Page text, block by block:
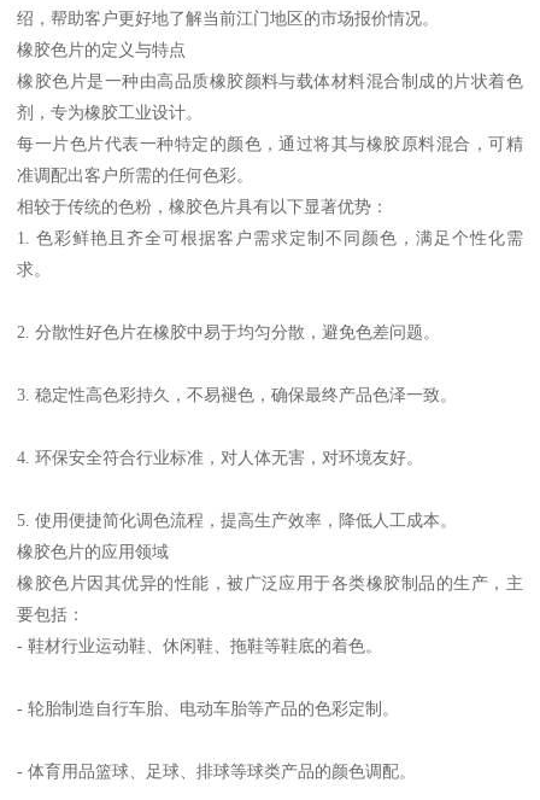
绍，帮助客户更好地了解当前江门地区的市场报价情况。
橡胶色片的定义与特点
橡胶色片是一种由高品质橡胶颜料与载体材料混合制成的片状着色
剂，专为橡胶工业设计。
每一片色片代表一种特定的颜色，通过将其与橡胶原料混合，可精
准调配出客户所需的任何色彩。
相较于传统的色粉，橡胶色片具有以下显著优势：
1. 色彩鲜艳且齐全可根据客户需求定制不同颜色，满足个性化需
求。
2. 分散性好色片在橡胶中易于均匀分散，避免色差问题。
3. 稳定性高色彩持久，不易褪色，确保最终产品色泽一致。
4. 环保安全符合行业标准，对人体无害，对环境友好。
5. 使用便捷简化调色流程，提高生产效率，降低人工成本。
橡胶色片的应用领域
橡胶色片因其优异的性能，被广泛应用于各类橡胶制品的生产，主
要包括：
- 鞋材行业运动鞋、休闲鞋、拖鞋等鞋底的着色。
- 轮胎制造自行车胎、电动车胎等产品的色彩定制。
- 体育用品篮球、足球、排球等球类产品的颜色调配。